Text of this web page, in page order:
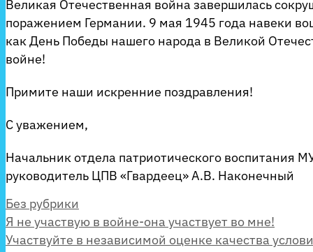
Великая Отечественная война завершилась
поражением Германии. 9 мая 1945 года навеки
как День Победы нашего народа в Великой
войне!
Примите наши искренние поздравления!
С уважением,
Начальник отдела патриотического воспитания
руководитель ЦПВ «Гвардеец» А.В. Наконечный
Рубрики
Без рубрики
Я не участвую в войне-она участвует во мне!
Участвуйте в независимой оценке качества